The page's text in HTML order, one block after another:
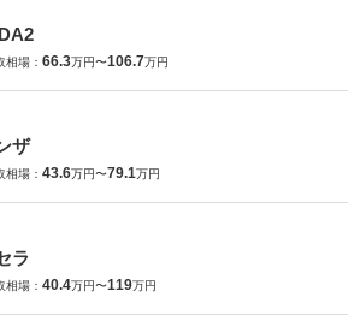
相場： 66.3万円〜106.7万円
ザ
相場： 43.6万円〜79.1万円
ラ
相場： 40.4万円〜119万円